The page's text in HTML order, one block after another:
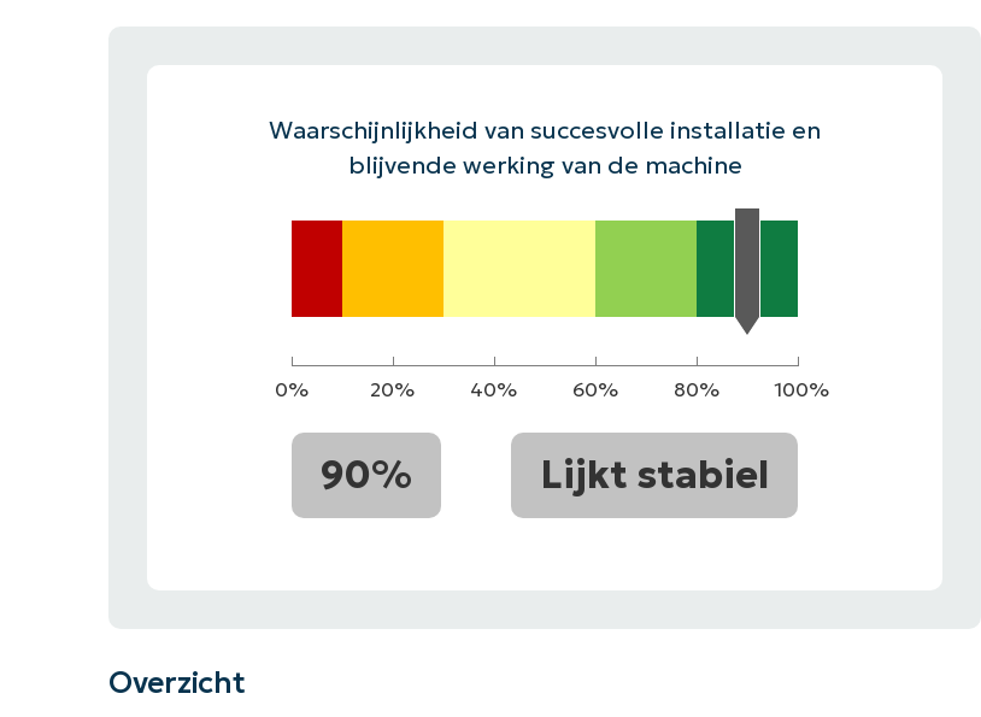
Waarschijnlijkheid van succesvolle installatie en
blijvende werking van de machine
0% 20% 40% 60% 80% 100%
90% Lijkt stabiel
Overzicht